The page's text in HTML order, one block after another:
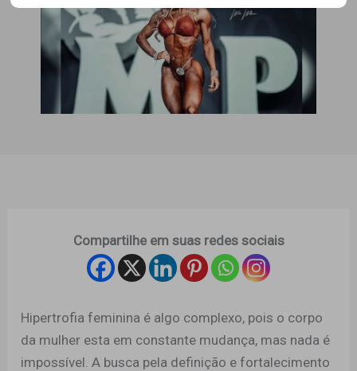
Compartilhe em suas redes sociais
Hipertrofia feminina é algo complexo, pois o corpo
da mulher esta em constante mudança, mas nada é
impossível. A busca pela definição e fortalecimento